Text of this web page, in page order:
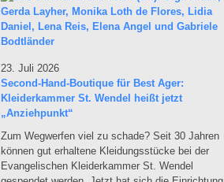
23. Juli 2026
Second-Hand-Boutique für Best Ager:
Kleiderkammer St. Wendel heißt jetzt
„Anziehpunkt“
Zum Wegwerfen viel zu schade? Seit 30 Jahren
können gut erhaltene Kleidungsstücke bei der
Evangelischen Kleiderkammer St. Wendel